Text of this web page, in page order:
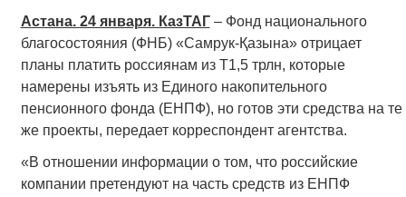
Астана. 24 января. КазТАГ– Фонд национального
благосостояния (ФНБ) «Самрук-Қазына» отрицает
планы платить россиянам из Т1,5 трлн, которые
намерены изъять из Единого накопительного
пенсионного фонда (ЕНПФ), но готов эти средства на те
же проекты, передает корреспондент агентства.
«В отношении информации о том, что российские
компании претендуют на часть средств из ЕНПФ